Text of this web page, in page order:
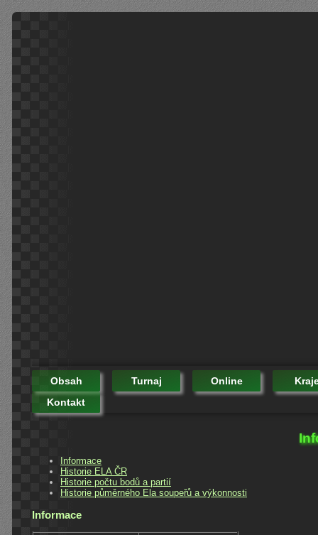
Obsah Turnaj Online
Kontakt
Informace
Historie ELA ČR
Historie počtu bodů a partií
Historie půměrného Ela soupeřů a výkonnosti
Informace